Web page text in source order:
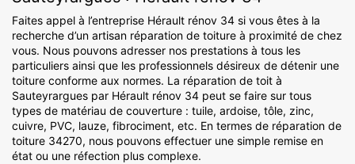
Faites appel à l’entreprise Hérault rénov 34 si vous êtes à la
recherche d’un artisan réparation de toiture à proximité de chez
vous. Nous pouvons adresser nos prestations à tous les
particuliers ainsi que les professionnels désireux de détenir une
toiture conforme aux normes. La réparation de toit à
Sauteyrargues par Hérault rénov 34 peut se faire sur tous
types de matériau de couverture : tuile, ardoise, tôle, zinc,
cuivre, PVC, lauze, fibrociment, etc. En termes de réparation de
toiture 34270, nous pouvons effectuer une simple remise en
état ou une réfection plus complexe.